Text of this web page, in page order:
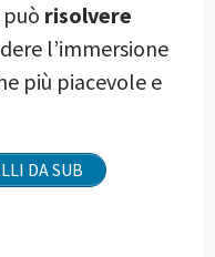
risolvere
l’immersione
più piacevole e
DA SUB